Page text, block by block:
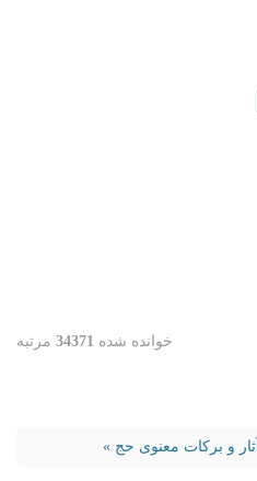
خوانده شده 34371 مرتبه
آثار و برکات معنوی حج »